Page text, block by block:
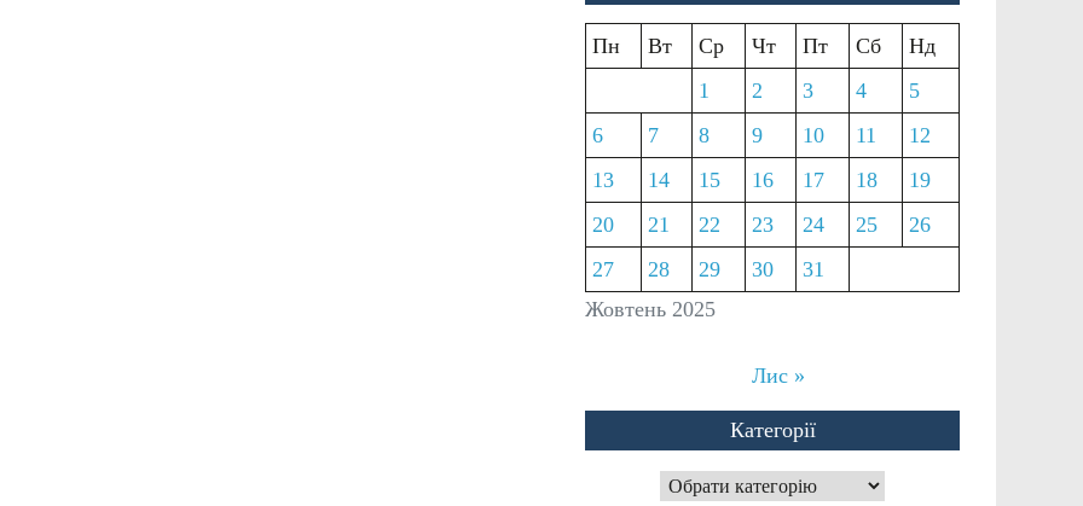
Жовтень 2025
Пн Вт Ср Чт Пт Сб
Нд
1
2 3 4
5
6
7 8 9 10 11
12
13
14 15 16 17 18
19
20
21 22 23 24 25
26
27
28 29 30 31
Лис »
Категорії
Категорії